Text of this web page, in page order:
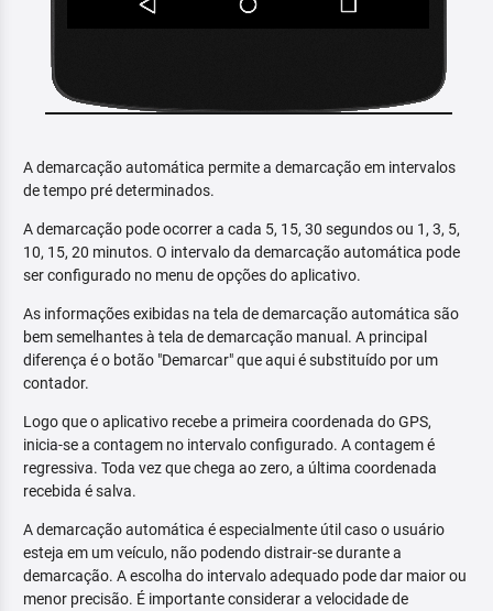
A demarcação automática permite a demarcação em intervalos
de tempo pré determinados.
A demarcação pode ocorrer a cada 5, 15, 30 segundos ou 1, 3, 5,
10, 15, 20 minutos. O intervalo da demarcação automática pode
ser configurado no menu de opções do aplicativo.
As informações exibidas na tela de demarcação automática são
bem semelhantes à tela de demarcação manual. A principal
diferença é o botão "Demarcar" que aqui é substituído por um
contador.
Logo que o aplicativo recebe a primeira coordenada do GPS,
inicia-se a contagem no intervalo configurado. A contagem é
regressiva. Toda vez que chega ao zero, a última coordenada
recebida é salva.
A demarcação automática é especialmente útil caso o usuário
esteja em um veículo, não podendo distrair-se durante a
demarcação. A escolha do intervalo adequado pode dar maior ou
menor precisão. É importante considerar a velocidade de